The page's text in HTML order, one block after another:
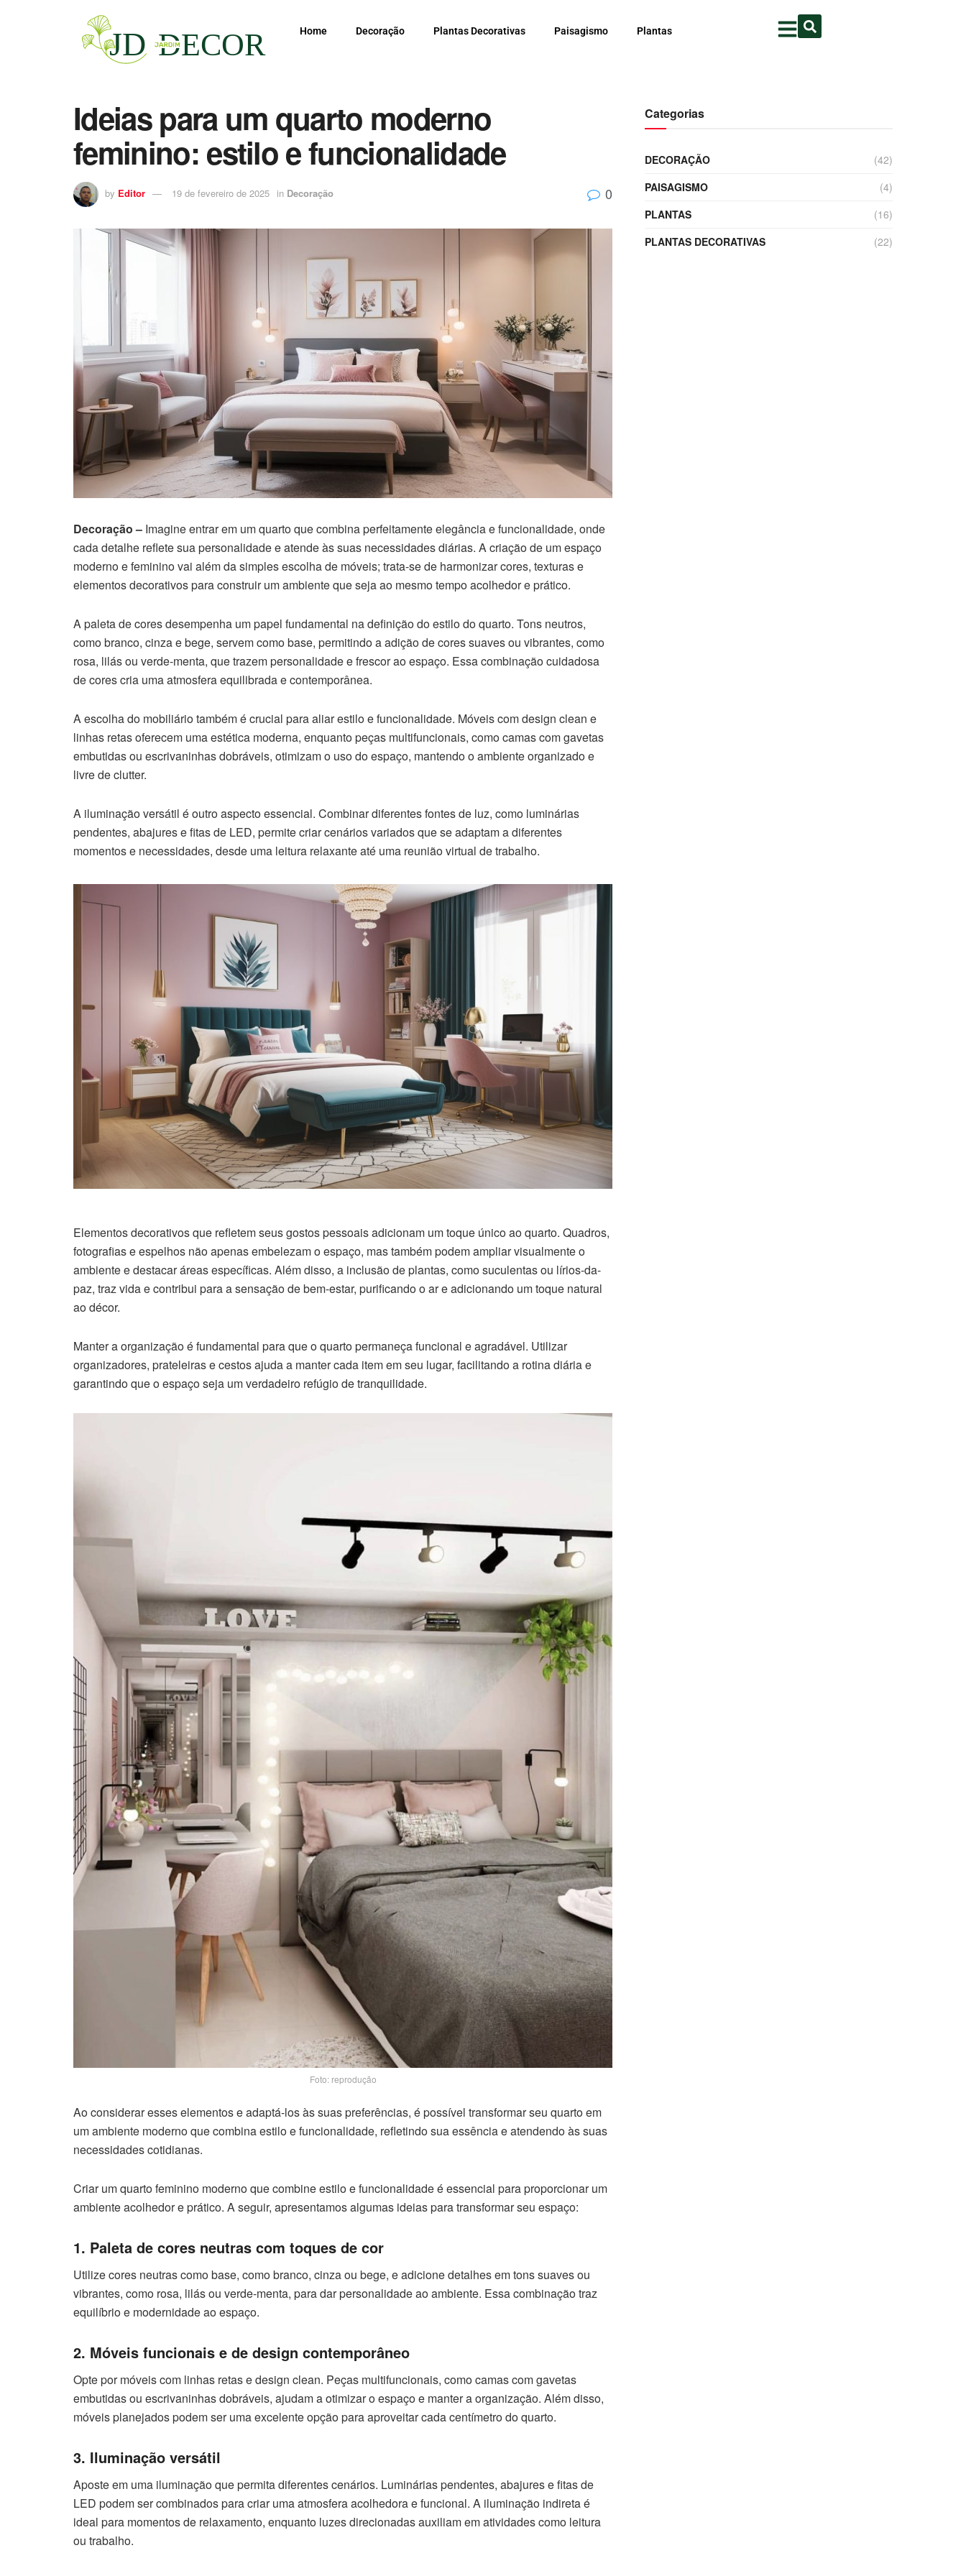
Home Decoração Plantas Decorativas Paisagismo Plantas
Ideias para um quarto moderno
feminino: estilo e funcionalidade
by Editor 19 de fevereiro de 2025 in Decoração 0
Decoração – Imagine entrar em um quarto que combina perfeitamente elegância e funcionalidade, onde
cada detalhe reflete sua personalidade e atende às suas necessidades diárias. A criação de um espaço
moderno e feminino vai além da simples escolha de móveis; trata-se de harmonizar cores, texturas e
elementos decorativos para construir um ambiente que seja ao mesmo tempo acolhedor e prático.
A paleta de cores desempenha um papel fundamental na definição do estilo do quarto. Tons neutros,
como branco, cinza e bege, servem como base, permitindo a adição de cores suaves ou vibrantes, como
rosa, lilás ou verde-menta, que trazem personalidade e frescor ao espaço. Essa combinação cuidadosa
de cores cria uma atmosfera equilibrada e contemporânea.
A escolha do mobiliário também é crucial para aliar estilo e funcionalidade. Móveis com design clean e
linhas retas oferecem uma estética moderna, enquanto peças multifuncionais, como camas com gavetas
embutidas ou escrivaninhas dobráveis, otimizam o uso do espaço, mantendo o ambiente organizado e
livre de clutter.
A iluminação versátil é outro aspecto essencial. Combinar diferentes fontes de luz, como luminárias
pendentes, abajures e fitas de LED, permite criar cenários variados que se adaptam a diferentes
momentos e necessidades, desde uma leitura relaxante até uma reunião virtual de trabalho.
Elementos decorativos que refletem seus gostos pessoais adicionam um toque único ao quarto. Quadros,
fotografias e espelhos não apenas embelezam o espaço, mas também podem ampliar visualmente o
ambiente e destacar áreas específicas. Além disso, a inclusão de plantas, como suculentas ou lírios-da-
paz, traz vida e contribui para a sensação de bem-estar, purificando o ar e adicionando um toque natural
ao décor.
Manter a organização é fundamental para que o quarto permaneça funcional e agradável. Utilizar
organizadores, prateleiras e cestos ajuda a manter cada item em seu lugar, facilitando a rotina diária e
garantindo que o espaço seja um verdadeiro refúgio de tranquilidade.
Foto: reprodução
Ao considerar esses elementos e adaptá-los às suas preferências, é possível transformar seu quarto em
um ambiente moderno que combina estilo e funcionalidade, refletindo sua essência e atendendo às suas
necessidades cotidianas.
Criar um quarto feminino moderno que combine estilo e funcionalidade é essencial para proporcionar um
ambiente acolhedor e prático. A seguir, apresentamos algumas ideias para transformar seu espaço:
1. Paleta de cores neutras com toques de cor
Utilize cores neutras como base, como branco, cinza ou bege, e adicione detalhes em tons suaves ou
vibrantes, como rosa, lilás ou verde-menta, para dar personalidade ao ambiente. Essa combinação traz
equilíbrio e modernidade ao espaço.
2. Móveis funcionais e de design contemporâneo
Opte por móveis com linhas retas e design clean. Peças multifuncionais, como camas com gavetas
embutidas ou escrivaninhas dobráveis, ajudam a otimizar o espaço e manter a organização. Além disso,
móveis planejados podem ser uma excelente opção para aproveitar cada centímetro do quarto.
3. Iluminação versátil
Aposte em uma iluminação que permita diferentes cenários. Luminárias pendentes, abajures e fitas de
LED podem ser combinados para criar uma atmosfera acolhedora e funcional. A iluminação indireta é
ideal para momentos de relaxamento, enquanto luzes direcionadas auxiliam em atividades como leitura
ou trabalho.
Categorias
DECORAÇÃO
(42)
PAISAGISMO
(4)
PLANTAS
(16)
PLANTAS DECORATIVAS
(22)